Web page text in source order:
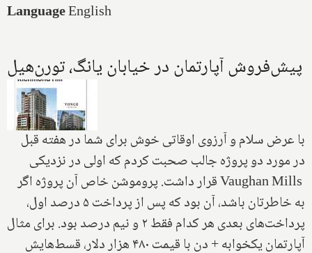
LanguageEnglish
پیش‌فروش آپارتمان در خیابان یانگ، تورن‌هیل
با عرض سلام و آرزوی اوقاتی خوش برای شما در هفته قبل
در مورد دو پروژه جالب صحبت کردم که اولی در نزدیکی
Vaughan Millsقرار داشت. پروموشن خاص آن پروژه اگر
به خاطرتان باشد، آن بود که پس از پرداخت ۵ درصد اول،
پرداخت‌های بعدی هر کدام فقط ۲ و نیم درصد بود. برای مثال
آپارتمان یکخوابه + دن با قیمت ۴۸۰ هزار دلار، قسط‌هایش